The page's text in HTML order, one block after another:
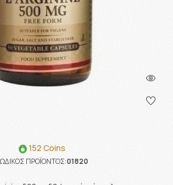
152 Coins
ΠΡΟΪΟΝΤΟΣ:01820